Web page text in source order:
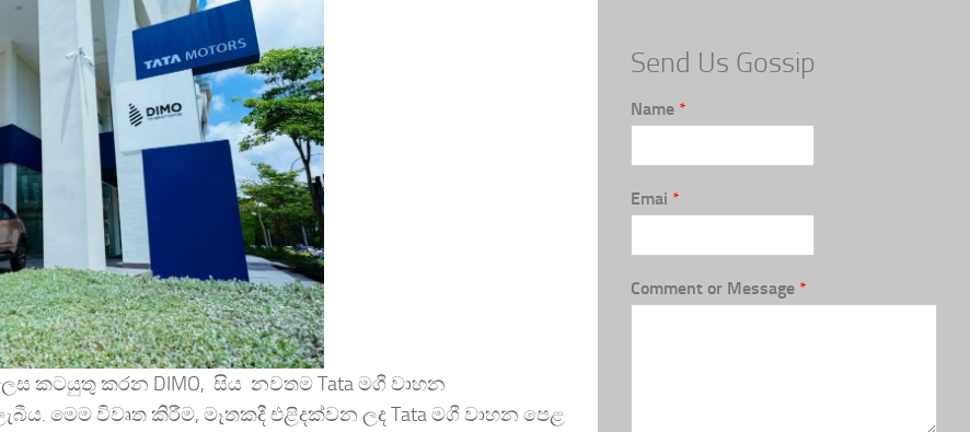
කටයුතු කරන DIMO, සිය නවතම Tata මගී වාහන
මෙම විවෘත කිරීම, මෑතකදී එළිදක්වන ලද Tata මගී වාහන පෙළ
Send Us Gossip
Name *
Emai *
Comment or Message *